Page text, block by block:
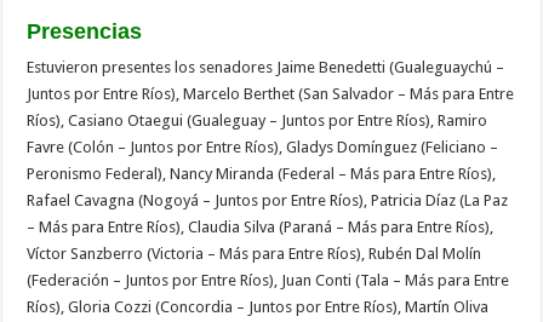
Presencias
Estuvieron presentes los senadores Jaime Benedetti (Gualeguaychú –
Juntos por Entre Ríos), Marcelo Berthet (San Salvador – Más para Entre
Ríos), Casiano Otaegui (Gualeguay – Juntos por Entre Ríos), Ramiro
Favre (Colón – Juntos por Entre Ríos), Gladys Domínguez (Feliciano –
Peronismo Federal), Nancy Miranda (Federal – Más para Entre Ríos),
Rafael Cavagna (Nogoyá – Juntos por Entre Ríos), Patricia Díaz (La Paz
– Más para Entre Ríos), Claudia Silva (Paraná – Más para Entre Ríos),
Víctor Sanzberro (Victoria – Más para Entre Ríos), Rubén Dal Molín
(Federación – Juntos por Entre Ríos), Juan Conti (Tala – Más para Entre
Ríos), Gloria Cozzi (Concordia – Juntos por Entre Ríos), Martín Oliva